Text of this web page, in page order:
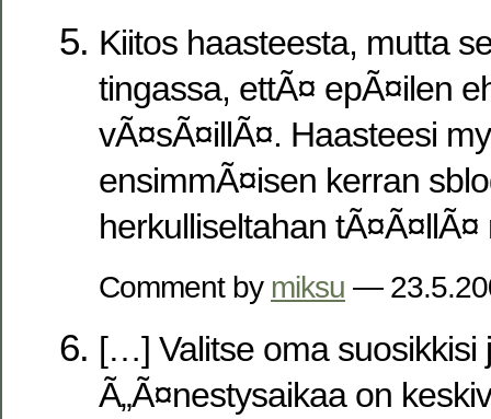
Kiitos haasteesta, mutta
tingassa, ettÃ¤ epÃ¤ilen
vÃ¤sÃ¤illÃ¤. Haasteesi
ensimmÃ¤isen kerran
herkulliseltahan
Comment by miksu —
[…] Valitse oma suosikkisi
Ã„Ã¤nestysaikaa on